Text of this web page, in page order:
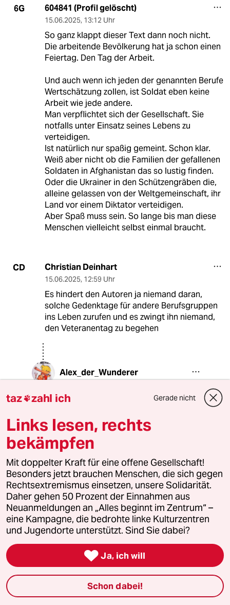
6G 604841 (Profil gelöscht)
15.06.2025, 13:12 Uhr
So ganz klappt dieser Text dann noch nicht.
Die arbeitende Bevölkerung hat ja schon einen
Feiertag. Den Tag der Arbeit.
Und auch wenn ich jeden der genannten Berufe
Wertschätzung zollen, ist Soldat eben keine
Arbeit wie jede andere.
Man verpflichtet sich der Gesellschaft. Sie
notfalls unter Einsatz seines Lebens zu
verteidigen.
Ist natürlich nur spaßig gemeint. Schon klar.
Weiß aber nicht ob die Familien der gefallenen
Soldaten in Afghanistan das so lustig finden.
Oder die Ukrainer in den Schützengräben die,
alleine gelassen von der Weltgemeinschaft, ihr
Land vor einem Diktator verteidigen.
Aber Spaß muss sein. So lange bis man diese
Menschen vielleicht selbst einmal braucht.
CD Christian Deinhart
15.06.2025, 12:59 Uhr
Es hindert den Autoren ja niemand daran,
solche Gedenktage für andere Berufsgruppen
ins Leben zurufen und es zwingt ihn niemand,
den Veteranentag zu begehen
Alex_der_Wunderer
@Christian Deinhart:
abartigen aufkommenden Hype der
Militarisierung etwas zu relativieren.
TE Troll Eulenspiegel
15.06.2025,12:27 Uhr
Ist nett geschrieben.
Und so sehr ich es auch begrüße, dass Europa
Taurus-Raketen und sogar atomare
Sprengköpfe liefern sollte, damit diese zum
Kreml geschossen werden, um
uneingeschränkte Solidarität mit der Ukraine
zu beweisen, so begrüße ich auch
Vor dem zweiten Weltkrieg sind auch viele
taz zahl ich Gerade nicht
Links lesen, rechts
bekämpfen
Mit doppelter Kraft für eine offene Gesellschaft!
Besonders jetzt brauchen Menschen, die sich gegen
Rechtsextremismus einsetzen, unsere Solidarität.
Daher gehen 50 Prozent der Einnahmen aus
Neuanmeldungen an „Alles beginnt im Zentrum“ –
eine Kampagne, die bedrohte linke Kulturzentren
und Jugendorte unterstützt. Sind Sie dabei?
 Ja, ich will
Schon dabei!